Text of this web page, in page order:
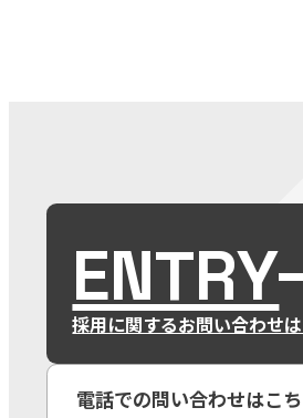
ENTRY
採用に関するお問い合わせ
電話での問い合わせはこ